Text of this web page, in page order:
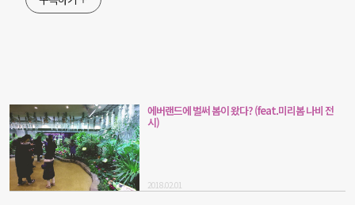
에버랜드에 벌써 봄이 왔다? (feat.미리봄 나비 전
시)
2018.02.01